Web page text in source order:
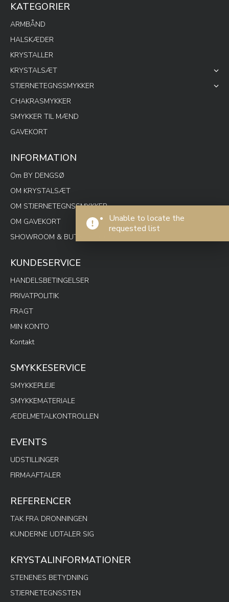
Unable to locate the
requested list
KATEGORIER
ARMBÅND
HALSKÆDER
KRYSTALLER
KRYSTALSÆT
STJERNETEGNSSMYKKER
CHAKRASMYKKER
SMYKKER TIL MÆND
GAVEKORT
INFORMATION
Om BY DENGSØ
OM KRYSTALSÆT
OM STJERNETEGNSSMYKKER
OM GAVEKORT
SHOWROOM & BUTIK SPOTON
KUNDESERVICE
HANDELSBETINGELSER
PRIVATPOLITIK
FRAGT
MIN KONTO
Kontakt
SMYKKESERVICE
SMYKKEPLEJE
SMYKKEMATERIALE
ÆDELMETALKONTROLLEN
EVENTS
UDSTILLINGER
FIRMAAFTALER
REFERENCER
TAK FRA DRONNINGEN
KUNDERNE UDTALER SIG
KRYSTALINFORMATIONER
STENENES BETYDNING
STJERNETEGNSSTEN